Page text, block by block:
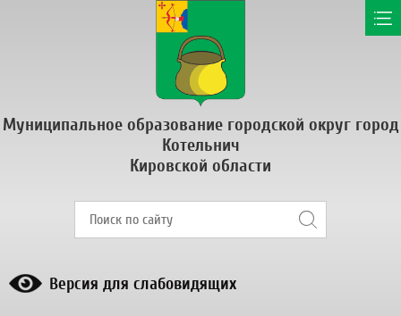
Муниципальное образование городской округ город
Котельнич
Кировской области
Версия для слабовидящих